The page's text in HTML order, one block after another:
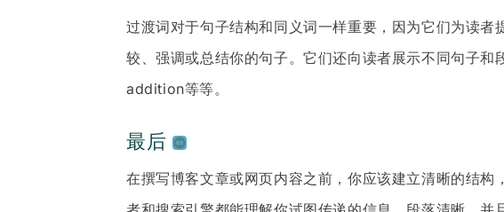
过渡词对于句子结构和同义词一样重要，因为它们为读
较、强调或总结你的句子。它们还向读者展示不同句子
addition等等。
最后
在撰写博客文章或网页内容之前，你应该建立清晰的结